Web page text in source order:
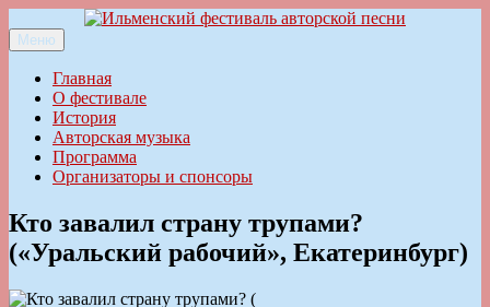
к
содержимому
Ильменский фестиваль авторской песни
Меню
Главная
О фестивале
История
Авторская музыка
Программа
Организаторы и спонсоры
Кто завалил страну трупами?
(«Уральский рабочий», Екатеринбург)